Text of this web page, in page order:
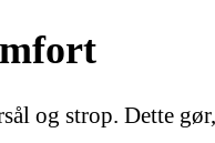
og strop. Dette